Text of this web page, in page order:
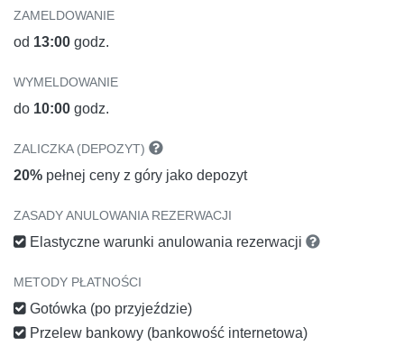
ZAMELDOWANIE
od 13:00 godz.
WYMELDOWANIE
do 10:00 godz.
ZALICZKA (DEPOZYT)
20% pełnej ceny z góry jako depozyt
ZASADY ANULOWANIA REZERWACJI
Elastyczne warunki anulowania rezerwacji
METODY PŁATNOŚCI
Gotówka (po przyjeździe)
Przelew bankowy (bankowość internetowa)